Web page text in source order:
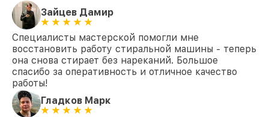
Замена заливного клапана FH2H3WD2
LG
Зайцев Дамир
Специалисты мастерской помогли мне
восстановить работу стиральной машины - теперь
она снова стирает без нареканий. Большое
спасибо за оперативность и отличное качество
работы!
Гладков Марк